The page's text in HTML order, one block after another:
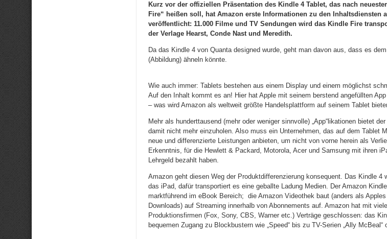
Kurz vor der offiziellen Präsentation des Kindle 4 Tablet, das nach
Fire“ heißen soll, hat Amazon erste Informationen zu den Inhaltsdiensten
veröffentlicht: 11.000 Filme und TV Sendungen wird das Kindle Fire
der Verlage Hearst, Conde Nast und Meredith.
Da das Kindle 4 von Quanta designed wurde, geht man davon aus, dass es
(Abbildung) ähneln könnte.
Wie auch immer: Tablets bestehen aus einem Display und einem möglichst
Auf den Inhalt kommt es an! Hier hat Apple mit seinem berstend angefüllten
– was wird Amazon als weltweit größte Handelsplattform auf seinem Tablet
Mehr als hunderttausend (mehr oder weniger sinnvolle) „App“likationen bietet
damit nicht mehr einzuholen. Also muss ein Unternehmen, das auf dem Tablet
neue und differenzierte Leistungen anbieten, um nicht von vorne herein als
Erkenntnis, für die Hewlett & Packard, Motorola, Acer und Samsung mit ihren
Lehrgeld bezahlt haben.
Amazon geht diesen Weg der Produktdifferenzierung konsequent. Das Kindle 4
das iPad, dafür transportiert es eine geballte Ladung Medien. Der Amazon
marktführend im eBook Bereich; die Amazon Videothek baut (anders als
Downloads) auf Streaming innerhalb von Abonnements auf. Amazon hat mit
Produktionsfirmen (Fox, Sony, CBS, Warner etc.) Verträge geschlossen: das
bequemen Zugang zu Blockbustern wie „Speed“ bis zu TV-Serien „Ally McBeal“